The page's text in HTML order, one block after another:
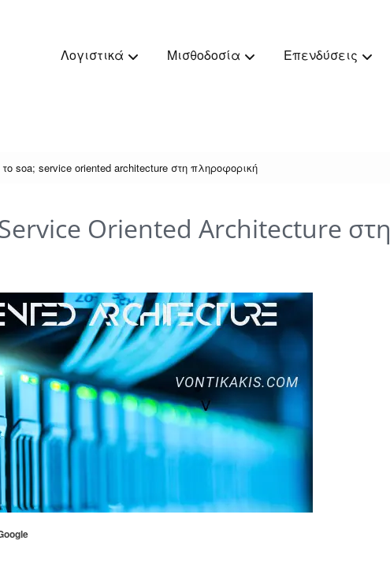
Λογιστικά Μισθοδοσία Επενδύσεις
το soa; service oriented architecture στη πληροφορική
Service Oriented Architecture στη